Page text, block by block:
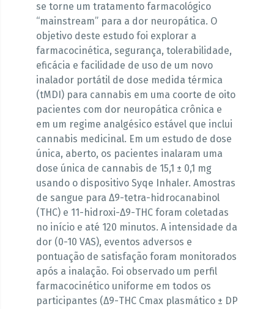
se torne um tratamento farmacológico
“mainstream” para a dor neuropática. O
objetivo deste estudo foi explorar a
farmacocinética, segurança, tolerabilidade,
eficácia e facilidade de uso de um novo
inalador portátil de dose medida térmica
(tMDI) para cannabis em uma coorte de oito
pacientes com dor neuropática crônica e
em um regime analgésico estável que inclui
cannabis medicinal. Em um estudo de dose
única, aberto, os pacientes inalaram uma
dose única de cannabis de 15,1 ± 0,1 mg
usando o dispositivo Syqe Inhaler. Amostras
de sangue para Δ9-tetra-hidrocanabinol
(THC) e 11-hidroxi-Δ9-THC foram coletadas
no início e até 120 minutos. A intensidade da
dor (0-10 VAS), eventos adversos e
pontuação de satisfação foram monitorados
após a inalação. Foi observado um perfil
farmacocinético uniforme em todos os
participantes (Δ9-THC Cmax plasmático ± DP